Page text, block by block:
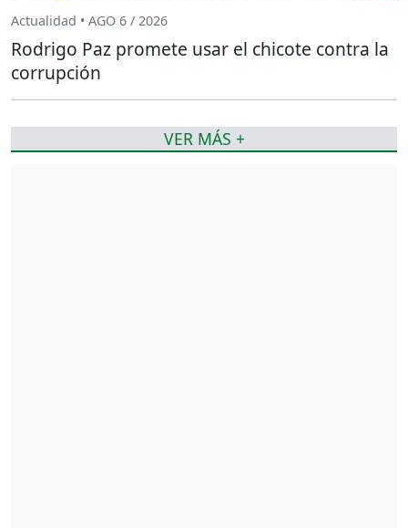
Actualidad • AGO 6 / 2026
Rodrigo Paz promete usar el chicote contra la
corrupción
VER MÁS +